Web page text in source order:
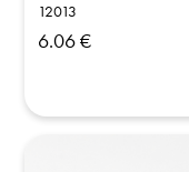
12013
6.06 €